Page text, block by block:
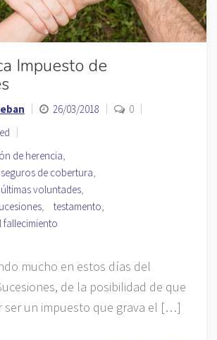
Impuesto de
26/03/2018
0
de herencia
de cobertura
voluntades
testamento
fallecimiento
mucho en estos días del
de la posibilidad de que
ser un impuesto que grava el […]